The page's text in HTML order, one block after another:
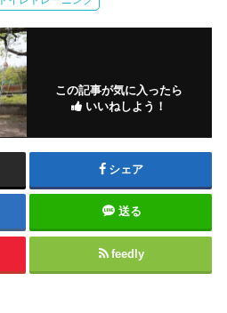
この記事が気に入ったら
いいねしよう！
シェア
送る
feedly